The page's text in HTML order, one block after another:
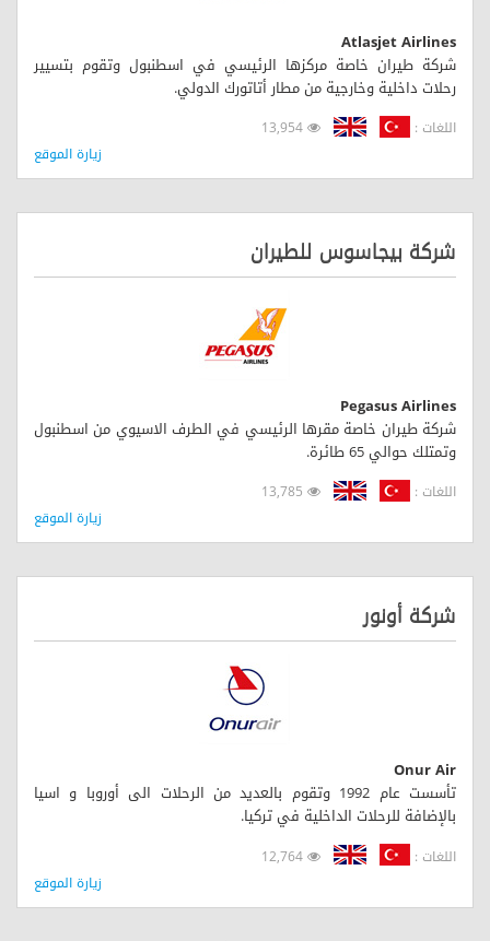
Atlasjet Airlines
شركة طيران خاصة مركزها الرئيسي في اسطنبول وتقوم بتسيير
رحلات داخلية وخارجية من مطار أتاتورك الدولي.
اللغات :
زيارة الموقع
شركة بيجاسوس للطيران
Pegasus Airlines
شركة طيران خاصة مقرها الرئيسي في الطرف الاسيوي من اسطنبول
وتمتلك حوالي 65 طائرة.
اللغات :
زيارة الموقع
شركة أونور
Onur Air
تأسست عام 1992 وتقوم بالعديد من الرحلات الى أوروبا و اسيا
بالإضافة للرحلات الداخلية في تركيا.
اللغات :
زيارة الموقع